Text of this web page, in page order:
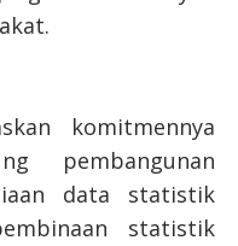
komitmennya
pembangunan
data statistik
statistik